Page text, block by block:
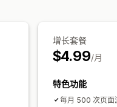
增长套餐
$4.99/月
特色功能
每月 500 次页面